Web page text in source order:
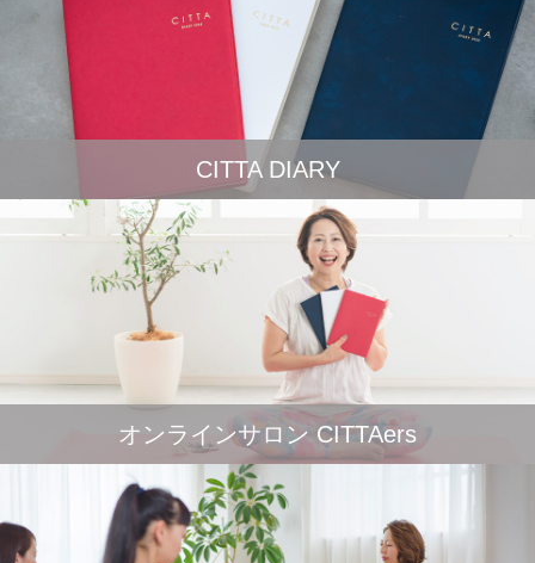
CITTA DIARY
オンラインサロン CITTAers